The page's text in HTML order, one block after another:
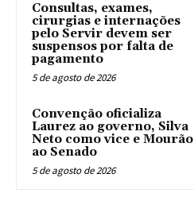
Consultas, exames,
cirurgias e internações
pelo Servir devem ser
suspensos por falta de
pagamento
5 de agosto de 2026
Convenção oficializa
Laurez ao governo, Silva
Neto como vice e Mourão
ao Senado
5 de agosto de 2026